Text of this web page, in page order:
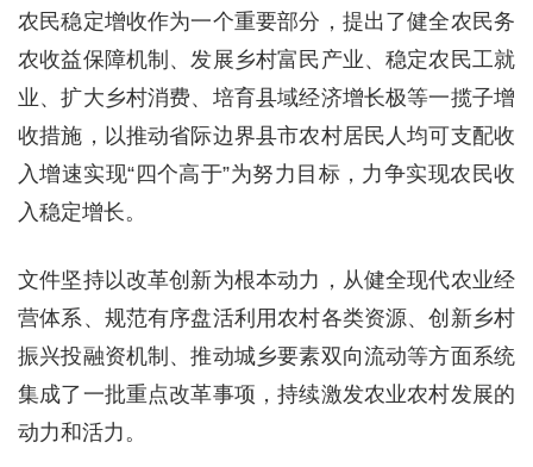
农民稳定增收作为一个重要部分，提出了健全农民务
农收益保障机制、发展乡村富民产业、稳定农民工就
业、扩大乡村消费、培育县域经济增长极等一揽子增
收措施，以推动省际边界县市农村居民人均可支配收
入增速实现“四个高于”为努力目标，力争实现农民收
入稳定增长。
文件坚持以改革创新为根本动力，从健全现代农业经
营体系、规范有序盘活利用农村各类资源、创新乡村
振兴投融资机制、推动城乡要素双向流动等方面系统
集成了一批重点改革事项，持续激发农业农村发展的
动力和活力。